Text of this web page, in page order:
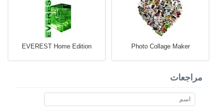
Photo Collage Maker
EVEREST Home Edition
مراجعات